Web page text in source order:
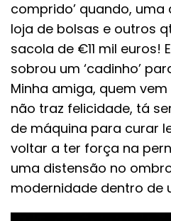
comprido’ quando,
loja de bolsas e outros
sacola de €11 mil euros!
sobrou um ‘cadinho’
Minha amiga, quem
não traz felicidade, tá
de máquina para curar
voltar a ter força na
uma distensão no
modernidade dentro de